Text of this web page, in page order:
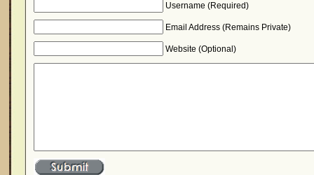
Username (Required)
Email Address (Remains Private)
Website (Optional)